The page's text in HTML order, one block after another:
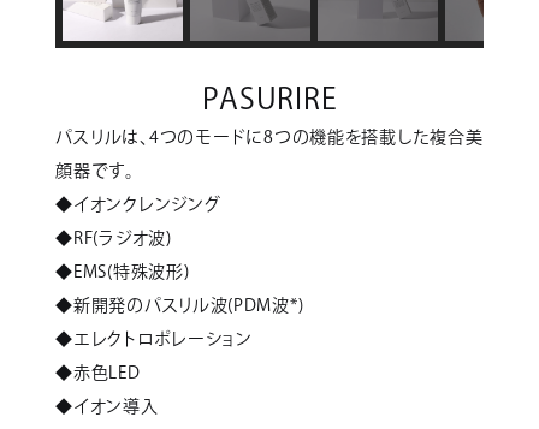
PASURIRE
パスリルは、4つのモードに8つの機能を搭載した複合美
顔器です。
◆イオンクレンジング
◆RF(ラジオ波)
◆EMS(特殊波形)
◆新開発のパスリル波(PDM波*)
◆エレクトロポレーション
◆赤色LED
◆イオン導入